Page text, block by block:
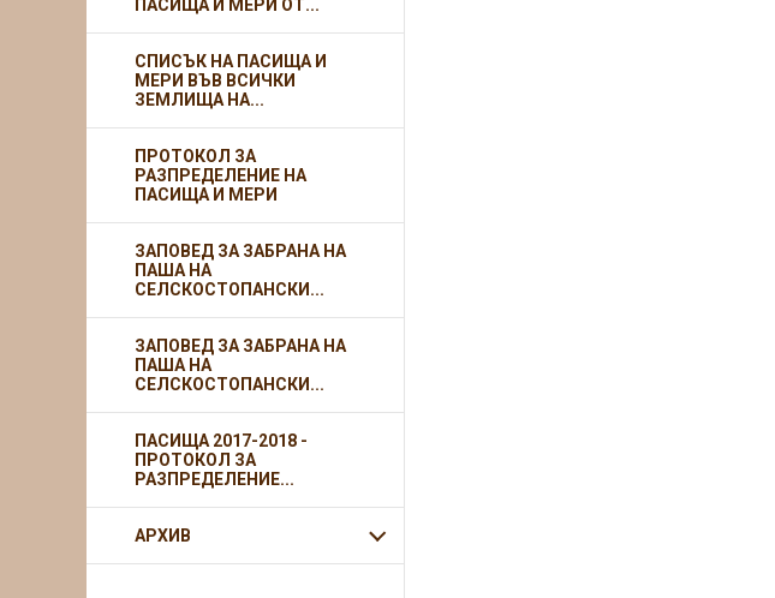
ПАСИЩА И МЕРИ ОТ...
СПИСЪК НА ПАСИЩА И
МЕРИ ВЪВ ВСИЧКИ
ЗЕМЛИЩА НА...
ПРОТОКОЛ ЗА
РАЗПРЕДЕЛЕНИЕ НА
ПАСИЩА И МЕРИ
ЗАПОВЕД ЗА ЗАБРАНА НА
ПАША НА
СЕЛСКОСТОПАНСКИ...
ЗАПОВЕД ЗА ЗАБРАНА НА
ПАША НА
СЕЛСКОСТОПАНСКИ...
ПАСИЩА 2017-2018 -
ПРОТОКОЛ ЗА
РАЗПРЕДЕЛЕНИЕ...
АРХИВ